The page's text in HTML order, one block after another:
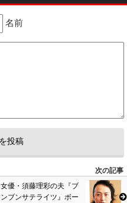
名前
次の記事
女優・須藤理彩の夫『ブ
ンブンサテライツ』ボー